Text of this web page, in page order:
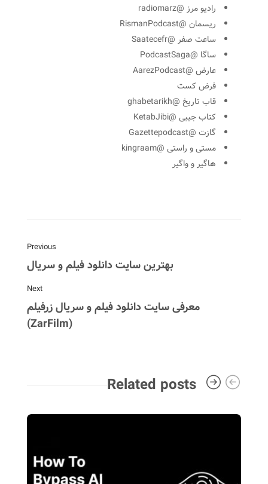
رادیو مرز @radiomarz
ریسمان @RismanPodcast
ساعت صفر @Saatecefr
ساگا @PodcastSaga
عارض @AarezPodcast
فرض کست
قاب تاریخ @ghabetarikh
کتاب جیبی @KetabJibi
گازت @Gazettepodcast
مستی و راستی @kingraam
هاگیر و واگیر
Previous
بهترین سایت‌ دانلود فیلم و سریال
Next
معرفی سایت دانلود فیلم و سریال زرفیلم
(ZarFilm)
Related posts